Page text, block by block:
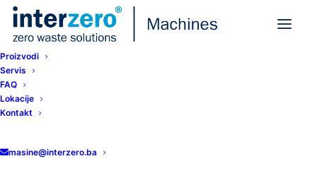
Proizvodi
Servis
FAQ
Lokacije
Kontakt
masine@interzero.ba
Registration Success
Welcome